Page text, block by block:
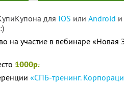
для IOS или Android
на участие в вебинаре «Новая
1000р.
«СПБ-тренинг.